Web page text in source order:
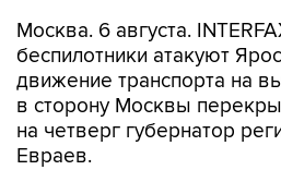
Москва. 6 августа.
беспилотники атакуют
движение транспорта на
в сторону Москвы
на четверг губернатор
Евраев.